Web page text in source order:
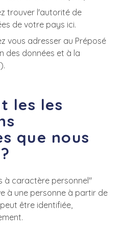
trouver l'autorité de
de votre pays ici.
vous adresser au Préposé
des données et à la
les les
que nous
à caractère personnel"
à une personne à partir de
être identifiée,